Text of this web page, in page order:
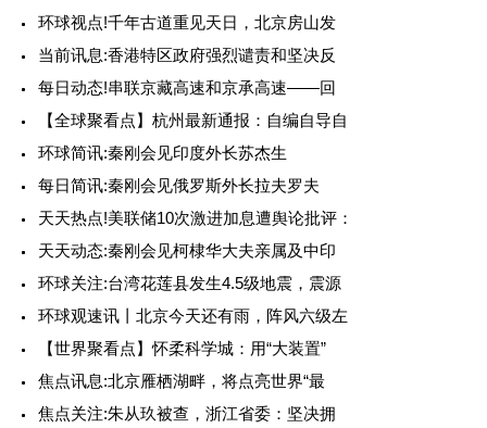
环球视点!千年古道重见天日，北京房山发
当前讯息:香港特区政府强烈谴责和坚决反
每日动态!串联京藏高速和京承高速——回
【全球聚看点】杭州最新通报：自编自导自
环球简讯:秦刚会见印度外长苏杰生
每日简讯:秦刚会见俄罗斯外长拉夫罗夫
天天热点!美联储10次激进加息遭舆论批评：
天天动态:秦刚会见柯棣华大夫亲属及中印
环球关注:台湾花莲县发生4.5级地震，震源
环球观速讯丨北京今天还有雨，阵风六级左
【世界聚看点】怀柔科学城：用“大装置”
焦点讯息:北京雁栖湖畔，将点亮世界“最
焦点关注:朱从玖被查，浙江省委：坚决拥